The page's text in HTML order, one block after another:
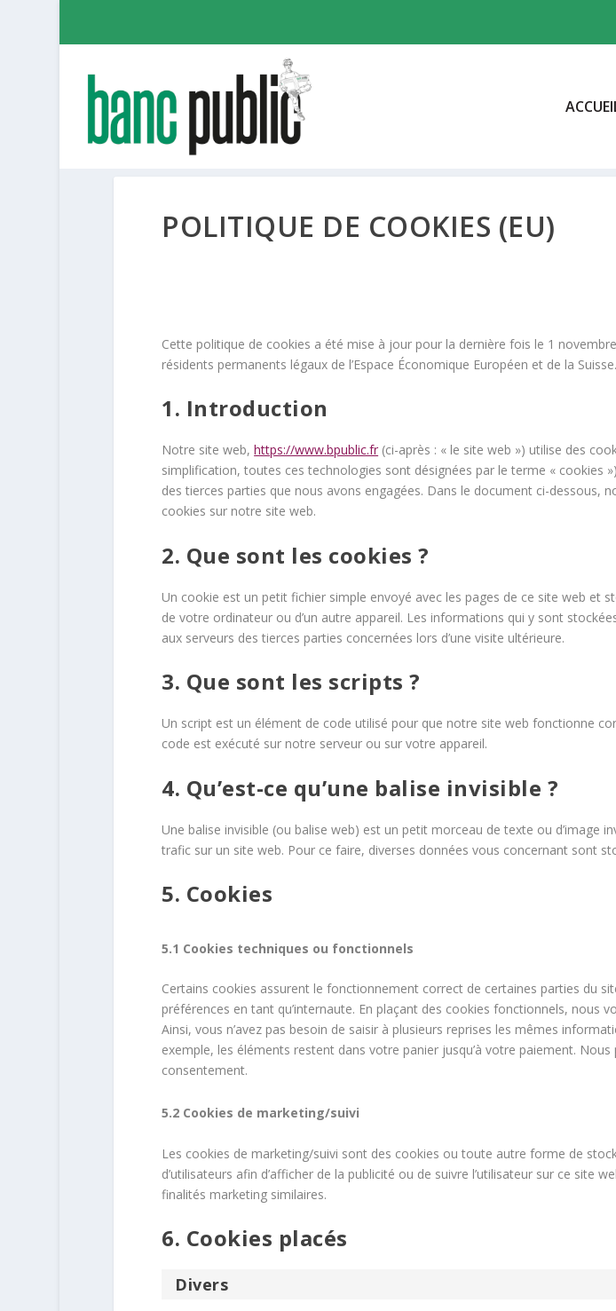
POLITIQUE DE COOKIES (EU)
Cette politique de cookies a été mise à jour pour la dernière fois le 1
résidents permanents légaux de l’Espace Économique Européen et de la Suisse.
1. Introduction
Notre site web,https://www.bpublic.fr (ci-après : « le site web ») utilise des
simplification, toutes ces technologies sont désignées par le terme « cookies
des tierces parties que nous avons engagées. Dans le document ci-dessous,
cookies sur notre site web.
2. Que sont les cookies ?
Un cookie est un petit fichier simple envoyé avec les pages de ce site web et
de votre ordinateur ou d’un autre appareil. Les informations qui y sont
aux serveurs des tierces parties concernées lors d’une visite ultérieure.
3. Que sont les scripts ?
Un script est un élément de code utilisé pour que notre site web fonctionne
code est exécuté sur notre serveur ou sur votre appareil.
4. Qu’est-ce qu’une balise invisible ?
Une balise invisible (ou balise web) est un petit morceau de texte ou d’image
trafic sur un site web. Pour ce faire, diverses données vous concernant sont
5. Cookies
5.1 Cookies techniques ou fonctionnels
Certains cookies assurent le fonctionnement correct de certaines parties du
préférences en tant qu’internaute. En plaçant des cookies fonctionnels, nous
Ainsi, vous n’avez pas besoin de saisir à plusieurs reprises les mêmes
exemple, les éléments restent dans votre panier jusqu’à votre paiement.
consentement.
5.2 Cookies de marketing/suivi
Les cookies de marketing/suivi sont des cookies ou toute autre forme de
d’utilisateurs afin d’afficher de la publicité ou de suivre l’utilisateur sur ce site
finalités marketing similaires.
6. Cookies placés
Divers